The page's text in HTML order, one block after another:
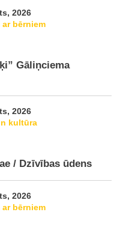
2026
ar bērniem
Gāliņciema
2026
kultūra
/ Dzīvības ūdens
2026
ar bērniem